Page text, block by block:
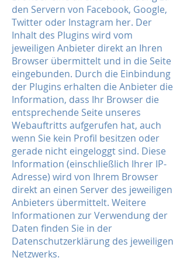
den Servern von Facebook, Google,
Twitter oder Instagram her. Der
Inhalt des Plugins wird vom
jeweiligen Anbieter direkt an Ihren
Browser übermittelt und in die Seite
eingebunden. Durch die Einbindung
der Plugins erhalten die Anbieter die
Information, dass Ihr Browser die
entsprechende Seite unseres
Webauftritts aufgerufen hat, auch
wenn Sie kein Profil besitzen oder
gerade nicht eingeloggt sind. Diese
Information (einschließlich Ihrer IP-
Adresse) wird von Ihrem Browser
direkt an einen Server des jeweiligen
Anbieters übermittelt. Weitere
Informationen zur Verwendung der
Daten finden Sie in der
Datenschutzerklärung des jeweiligen
Netzwerks.